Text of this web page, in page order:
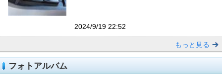
2024/9/19 22:52
もっと見る
フォトアルバム